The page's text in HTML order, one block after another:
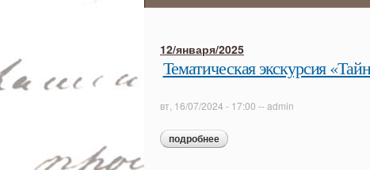
Activities calendar
12/января/2025
Тематическая экскурсия
вт, 16/07/2024 - 17:00 --admin
подробнее о тематическая экскурсия